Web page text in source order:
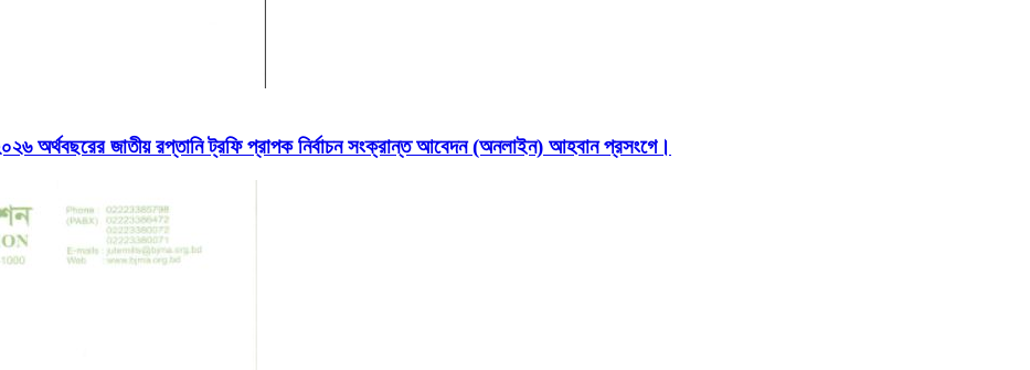
জাতীয় রপ্তানি ট্রফি প্রাপক নির্বাচন সংক্রান্ত আবেদন (অনলাইন) আহবান প্রসংগে।